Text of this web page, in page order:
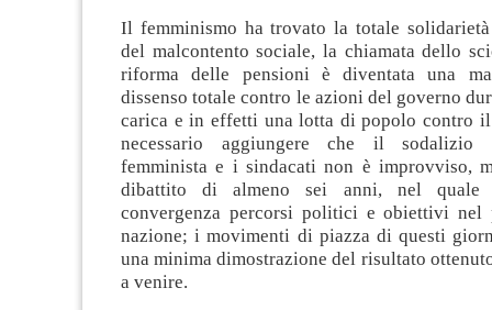
Il femminismo ha trovato la totale
del malcontento sociale, la chiamata dello
riforma delle pensioni è diventata una
dissenso totale contro le azioni del governo
carica e in effetti una lotta di popolo contro il
necessario aggiungere che il sodalizio
femminista e i sindacati non è improvviso,
dibattito di almeno sei anni, nel quale
convergenza percorsi politici e obiettivi nel
nazione; i movimenti di piazza di questi
una minima dimostrazione del risultato
a venire.